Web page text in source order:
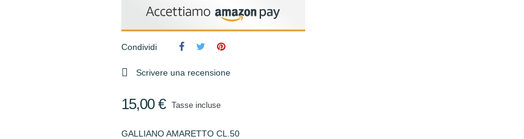
Condividi
 Scrivere una recensione
15,00 € Tasse incluse
GALLIANO AMARETTO CL.50